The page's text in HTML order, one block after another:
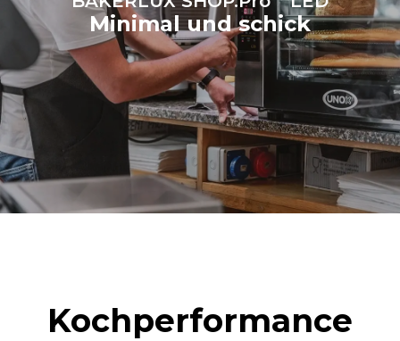
Minimal und schick
Kochperformance